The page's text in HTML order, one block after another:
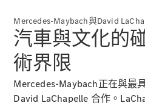
商業小型商用車
Mercedes-Maybach與David
汽車與文化的
術界限
Mercedes-Maybach正在與最
David LaChapelle 合作。